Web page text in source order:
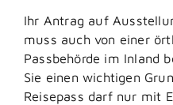
Ihr Antrag auf
muss auch von einer
Passbehörde im Inland
Sie einen wichtigen
Reisepass darf nur mit